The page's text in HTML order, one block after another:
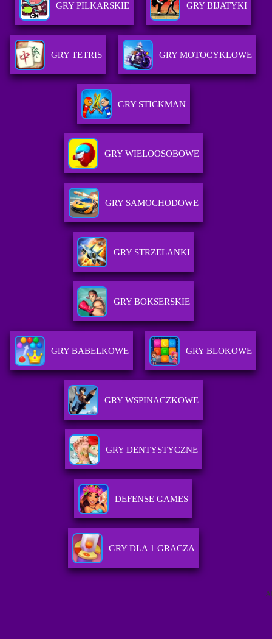
GRY PILKARSKIE GRY BIJATYKI
GRY TETRIS GRY MOTOCYKLOWE
GRY STICKMAN
GRY WIELOOSOBOWE
GRY SAMOCHODOWE
GRY STRZELANKI
GRY BOKSERSKIE
GRY BABELKOWE GRY BLOKOWE
GRY WSPINACZKOWE
GRY DENTYSTYCZNE
DEFENSE GAMES
GRY DLA 1 GRACZA